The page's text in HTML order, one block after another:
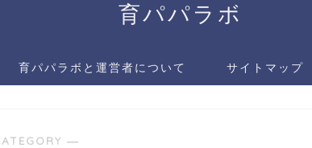
育パパラボ
育パパラボと運営者について サイトマップ
―